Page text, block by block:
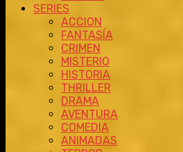
SERIES
ACCION
FANTASÍA
CRIMEN
MISTERIO
HISTORIA
THRILLER
DRAMA
AVENTURA
COMEDIA
ANIMADAS